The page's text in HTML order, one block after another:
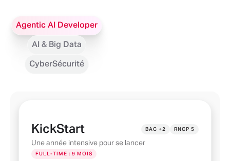
Agentic AI Developer
AI & Big Data
CyberSécurité
KickStart BAC +2 RNCP 5
Une année intensive pour se lancer
FULL-TIME : 9 MOIS